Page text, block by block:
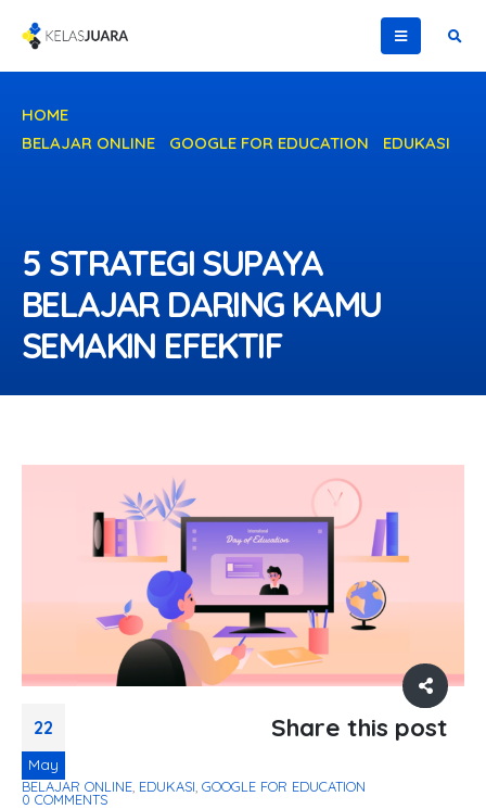
HOME
BELAJAR ONLINE
GOOGLE FOR EDUCATION EDUKASI
5 STRATEGI SUPAYA
BELAJAR DARING KAMU
SEMAKIN EFEKTIF
Share this post
22
May
BELAJAR ONLINE EDUKASI GOOGLE FOR EDUCATION
0 COMMENTS